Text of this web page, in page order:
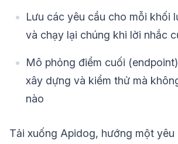
Lưu các yêu cầu cho mỗi khối
và chạy lại chúng khi lời nhắc
Mô phỏng điểm cuối
xây dựng và kiểm thử mà
nào
Tải xuống Apidog, hướng một yêu